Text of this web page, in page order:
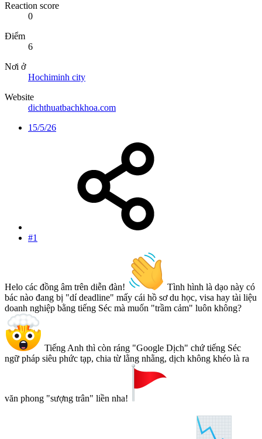
Reaction score
0
Điểm
6
Nơi ở
Hochiminh city
Website
dichthuatbachkhoa.com
15/5/26
#1
Helo các đồng âm trên diễn đàn!
Tình hình là dạo này có
bác nào đang bị "dí deadline" mấy cái hồ sơ du học, visa hay tài liệu
doanh nghiệp bằng tiếng Séc mà muốn "trầm cảm" luôn không?
Tiếng Anh thì còn ráng "Google Dịch" chứ tiếng Séc
ngữ pháp siêu phức tạp, chia từ lằng nhằng, dịch không khéo là ra
văn phong "sượng trân" liền nha!